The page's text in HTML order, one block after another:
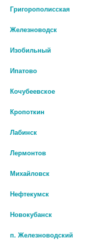
№30 КАПС.
3 228 руб.
шт
В КОРЗИНУ
Григорополисская
Железноводск
Изобильный
Ипатово
Кочубеевское
Кропоткин
Лабинск
Лермонтов
Михайловск
Нефтекумск
Новокубанск
п. Железноводский